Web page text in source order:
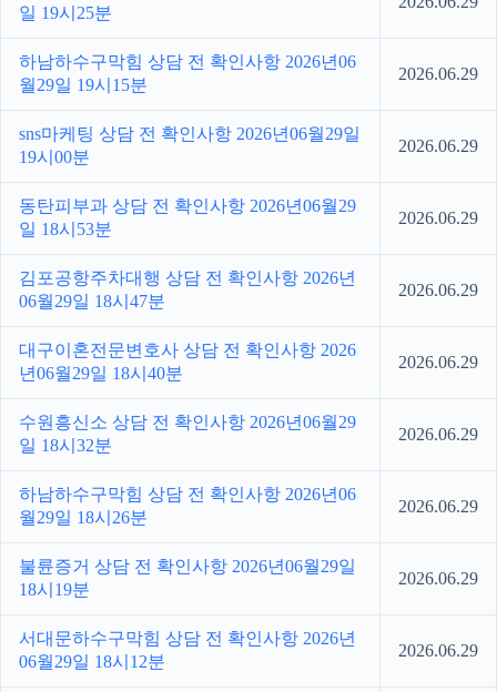
일 19시25분
하남하수구막힘 상담 전 확인사항 2026년06
월29일 19시15분
2026.06.29
sns마케팅 상담 전 확인사항 2026년06월29일
19시00분
2026.06.29
동탄피부과 상담 전 확인사항 2026년06월29
일 18시53분
2026.06.29
김포공항주차대행 상담 전 확인사항 2026년
06월29일 18시47분
2026.06.29
대구이혼전문변호사 상담 전 확인사항 2026
년06월29일 18시40분
2026.06.29
수원흥신소 상담 전 확인사항 2026년06월29
일 18시32분
2026.06.29
하남하수구막힘 상담 전 확인사항 2026년06
월29일 18시26분
2026.06.29
불륜증거 상담 전 확인사항 2026년06월29일
18시19분
2026.06.29
서대문하수구막힘 상담 전 확인사항 2026년
06월29일 18시12분
2026.06.29